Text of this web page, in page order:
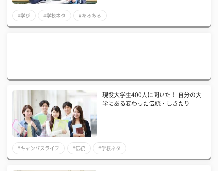
#学び #学校ネタ #あるある
現役大学生400人に聞いた！ 自分の大
学にある変わった伝統・しきたり
#キャンパスライフ #伝統 #学校ネタ